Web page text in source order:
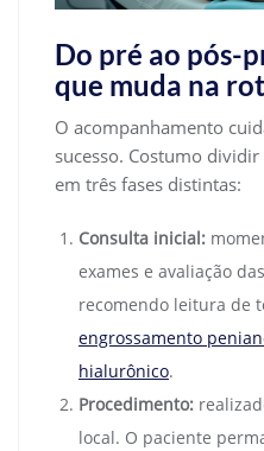
Do pré ao pós-
que muda na
O acompanhamento
sucesso. Costumo
em três fases distintas:
Consulta inicial:
exames e avaliação
recomendo leitura de
engrossamento
hialurônico.
Procedimento:
local. O paciente